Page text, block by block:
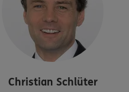
Christian Schlüter